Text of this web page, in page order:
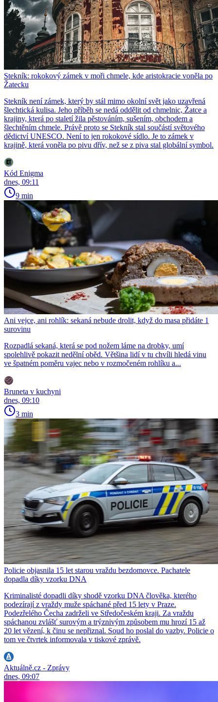
Stekník: rokokový zámek v moři chmele, kde aristokracie voněla po
Žatecku
Stekník není zámek, který by stál mimo okolní svět jako uzavřená
šlechtická kulisa. Jeho příběh se nedá oddělit od chmelnic, Žatce a
krajiny, která po staletí žila pěstováním, sušením, obchodem a
šlechtěním chmele. Právě proto se Stekník stal součástí světového
dědictví UNESCO. Není to jen rokokové sídlo. Je to zámek v
krajině, která voněla po pivu dřív, než se z piva stal globální symbol.
Kód Enigma
dnes, 09:11
9 min
Ani vejce, ani rohlík: sekaná nebude drolit, když do masa přidáte 1
surovinu
Rozpadlá sekaná, která se pod nožem láme na drobky, umí
spolehlivě pokazit nedělní oběd. Většina lidí v tu chvíli hledá vinu
ve špatném poměru vajec nebo v rozmočeném rohlíku a...
Bruneta v kuchyni
dnes, 09:10
3 min
Policie objasnila 15 let starou vraždu bezdomovce. Pachatele
dopadla díky vzorku DNA
Kriminalisté dopadli díky shodě vzorku DNA člověka, kterého
podezírají z vraždy muže spáchané před 15 lety v Praze.
Podezřelého Čecha zadrželi ve Středočeském kraji. Za vraždu
spáchanou zvlášť surovým a trýznivým způsobem mu hrozí 15 až
20 let vězení, k činu se nepřiznal. Soud ho poslal do vazby. Policie o
tom ve čtvrtek informovala v tiskové zprávě.
Aktuálně.cz - Zprávy
dnes, 09:07